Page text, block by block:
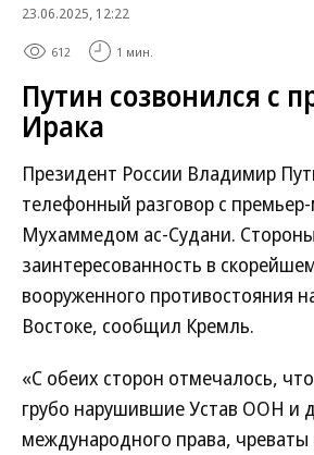
23.06.2025, 12:22
612 1 мин.
Путин созвонился с
Ирака
Президент России Владимир
телефонный разговор с
Мухаммедом ас-Судани.
заинтересованность в
вооруженного противостояния
Востоке, сообщил Кремль.
«С обеих сторон отмечалось,
грубо нарушившие Устав ООН и
международного права,